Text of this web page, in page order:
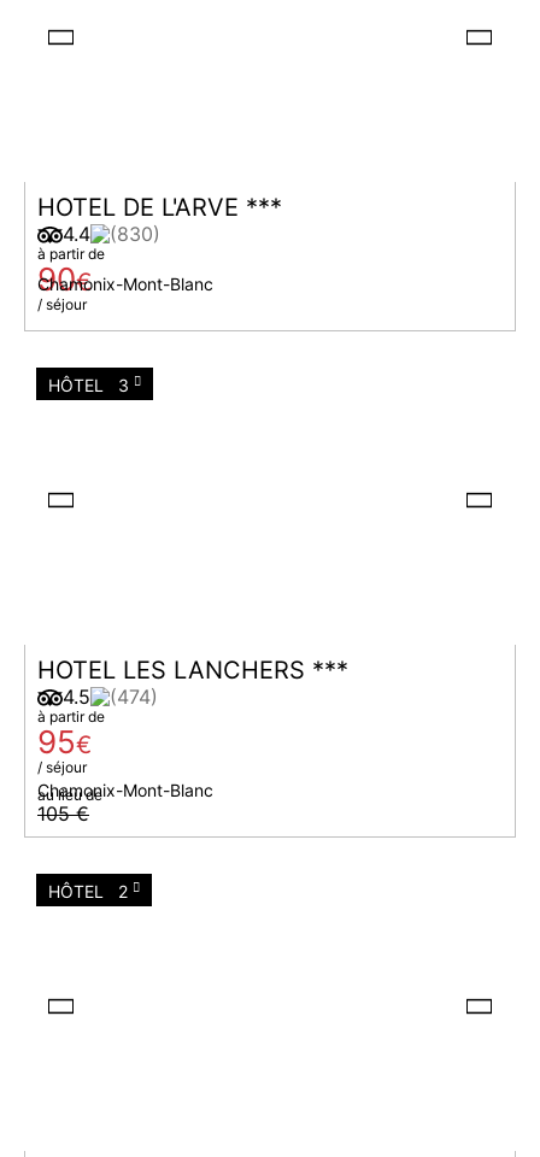
HOTEL DE L'ARVE ***
Chamonix-Mont-Blanc
4.4 (830)
à partir de
90€
/ séjour
HÔTEL 3
HOTEL LES LANCHERS ***
Chamonix-Mont-Blanc
4.5 (474)
à partir de
95€
/ séjour
au lieu de
105 €
HÔTEL 2